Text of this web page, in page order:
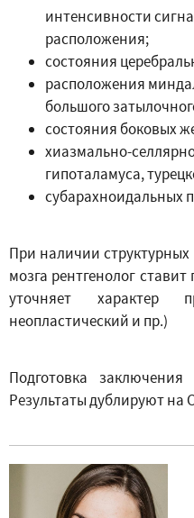
интенсивности
расположения;
состояния
расположения
большого
состояния боковых
хиазмально-
гипоталамуса,
субарахноидальных
При наличии
мозга рентгенолог
уточняет характер
неопластический и пр.)
Подготовка
Результаты дублируют на